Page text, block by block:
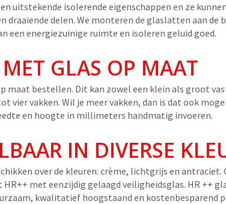
uitstekende isolerende eigenschappen en ze
draaiende delen. We monteren de glaslatten aan de
een energiezuinige ruimte en isoleren geluid goed.
GLAS OP MAAT
bestellen. Dit kan zowel een klein als groot
vier vakken. Wil je meer vakken, dan is dat ook
en hoogte in millimeters handmatig invoeren.
IN DIVERSE
over de kleuren: crème, lichtgrijs en
met eenzijdig gelaagd veiligheidsglas. HR ++
kwalitatief hoogstaand en kostenbesparend